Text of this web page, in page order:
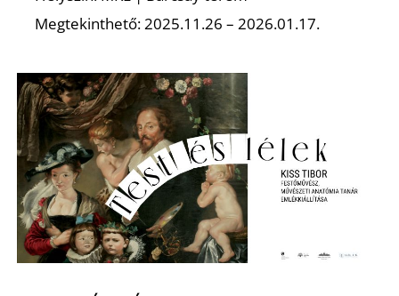
Megtekinthető: 2025.11.26 – 2026.01.17.